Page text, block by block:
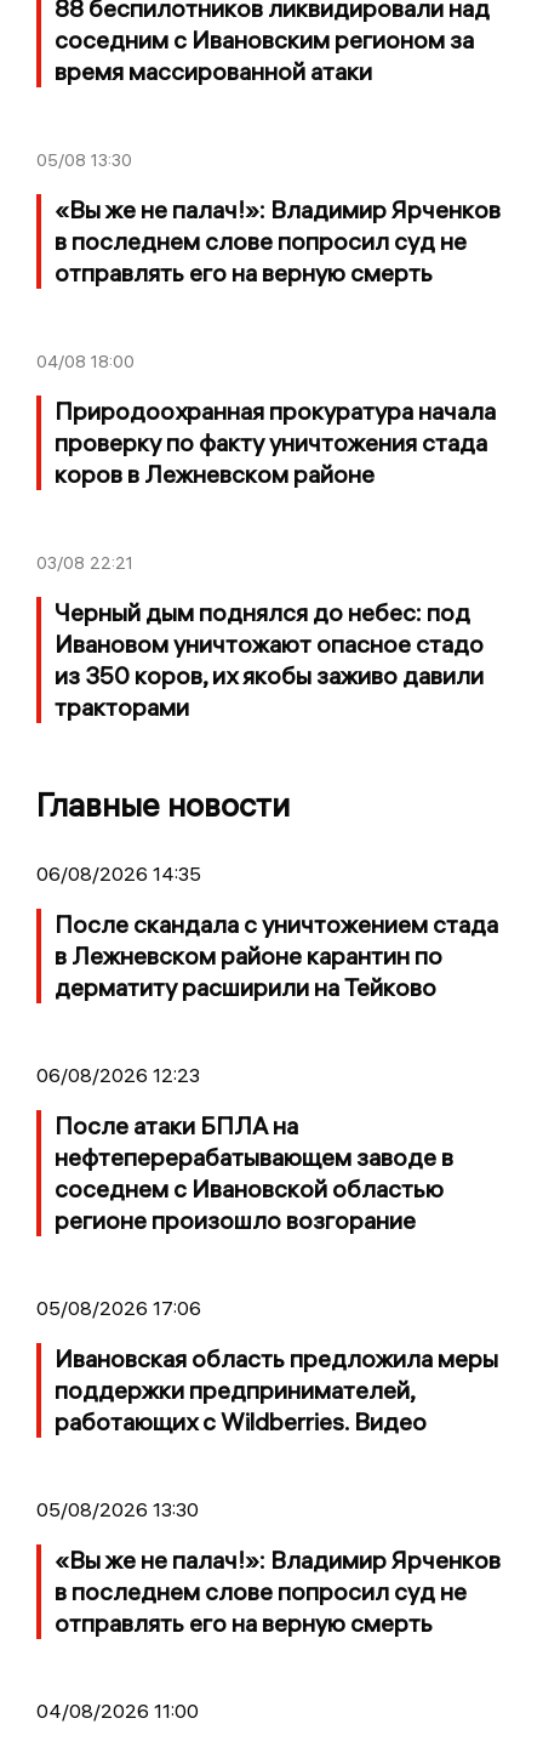
88 беспилотников ликвидировали над
соседним с Ивановским регионом за
время массированной атаки
05/08 13:30
«Вы же не палач!»: Владимир Ярченков
в последнем слове попросил суд не
отправлять его на верную смерть
04/08 18:00
Природоохранная прокуратура начала
проверку по факту уничтожения стада
коров в Лежневском районе
03/08 22:21
Черный дым поднялся до небес: под
Ивановом уничтожают опасное стадо
из 350 коров, их якобы заживо давили
тракторами
Главные новости
06/08/2026 14:35
После скандала с уничтожением стада
в Лежневском районе карантин по
дерматиту расширили на Тейково
06/08/2026 12:23
После атаки БПЛА на
нефтеперерабатывающем заводе в
соседнем с Ивановской областью
регионе произошло возгорание
05/08/2026 17:06
Ивановская область предложила меры
поддержки предпринимателей,
работающих с Wildberries. Видео
05/08/2026 13:30
«Вы же не палач!»: Владимир Ярченков
в последнем слове попросил суд не
отправлять его на верную смерть
04/08/2026 11:00